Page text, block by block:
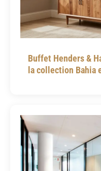
Buffet Henders &
la collection Bahia